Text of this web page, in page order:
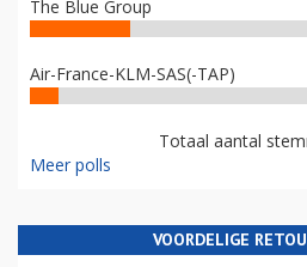
The Blue Group
Air-France-KLM-SAS(-TAP)
Totaal aantal
Meer polls
VOORDELIGE